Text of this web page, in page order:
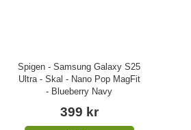
Spigen - Samsung Galaxy S25
Ultra - Skal - Nano Pop MagFit
- Blueberry Navy
399 kr